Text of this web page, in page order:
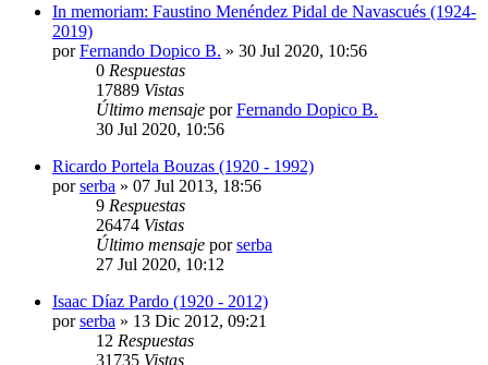
In memoriam: Faustino Menéndez Pidal de Navascués (1924-
2019)
porFernando Dopico B. » 30 Jul 2020, 10:56
0 Respuestas
17889 Vistas
Último mensaje porFernando Dopico B.
30 Jul 2020, 10:56
Ricardo Portela Bouzas (1920 - 1992)
porserba » 07 Jul 2013, 18:56
9 Respuestas
26474 Vistas
Último mensaje porserba
27 Jul 2020, 10:12
Isaac Díaz Pardo (1920 - 2012)
porserba » 13 Dic 2012, 09:21
12 Respuestas
31735 Vistas